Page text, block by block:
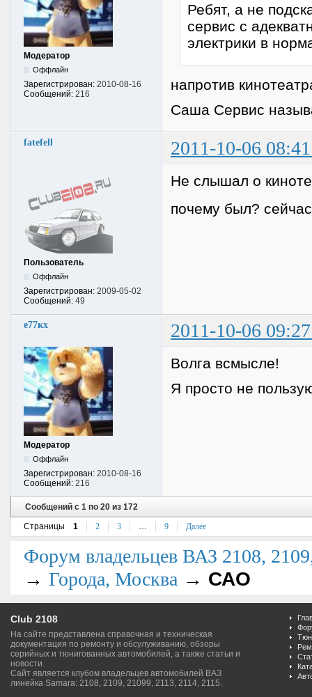
Модератор
Оффлайн
Зарегистрирован: 2010-08-16
Сообщений: 216
Ребят, а не
сервис с
электрики в
напротив
Саша Сервис
fatefell 2011-10-06
Пользователь
Оффлайн
Зарегистрирован: 2009-05-02
Сообщений: 49
Не слышал о
почему был?
е77кх 2011-10-06
Модератор
Оффлайн
Зарегистрирован: 2010-08-16
Сообщений: 216
Волга всмысле!
Я просто не
Сообщений с 1 по 20 из 172
Страницы
1 2 3 … 9 Далее
Форум владельцев ВАЗ 2108,
→ Города, Москва → САО
Club 2108
На сайте представлена справочная и техническая
документация по ремонту и обсулуживанию, обзоры
серийных и тюнигованных автомобилей, а также статьи и
новости.
Сайт является клубом владельцев автомобилей ВАЗ
линейка Samara: 2108, 2109, 21099, 2113, 2114, 2115.